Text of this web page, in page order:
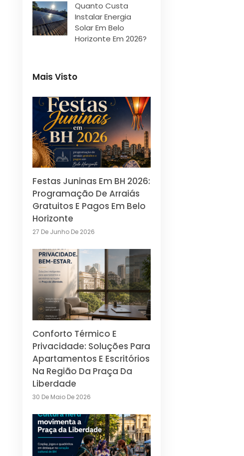
Quanto Custa
Instalar Energia
Solar Em Belo
Horizonte Em 2026?
Mais Visto
Festas Juninas Em BH 2026:
Programação De Arraiás
Gratuitos E Pagos Em Belo
Horizonte
27 De Junho De 2026
Conforto Térmico E
Privacidade: Soluções Para
Apartamentos E Escritórios
Na Região Da Praça Da
Liberdade
30 De Maio De 2026